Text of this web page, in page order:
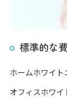
標準的な
ホームホワイ
オフィスホワ